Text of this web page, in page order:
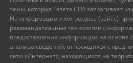
темы, которые Газета.СПб затрагивает
На информационном ресурсе (сайте)
рекомендательные технологии
предоставления информации на основе
анализа сведений, относящихся к
сети «Интернет», находящихся на